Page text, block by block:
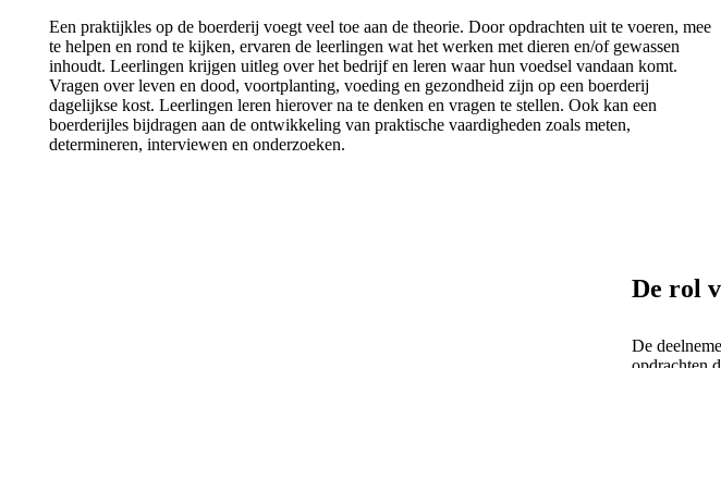
Een praktijkles op de boerderij voegt veel toe aan de theorie. Door opdrachten uit te voeren, mee
te helpen en rond te kijken, ervaren de leerlingen wat het werken met dieren en/of gewassen
inhoudt. Leerlingen krijgen uitleg over het bedrijf en leren waar hun voedsel vandaan komt.
Vragen over leven en dood, voortplanting, voeding en gezondheid zijn op een boerderij
dagelijkse kost. Leerlingen leren hierover na te denken en vragen te stellen. Ook kan een
boerderijles bijdragen aan de ontwikkeling van praktische vaardigheden zoals meten,
determineren, interviewen en onderzoeken.
De rol
De
opdrachten